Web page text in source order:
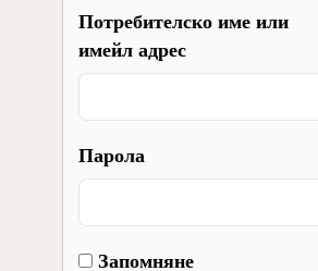
Потребителско име или
имейл адрес
Парола
Запомняне